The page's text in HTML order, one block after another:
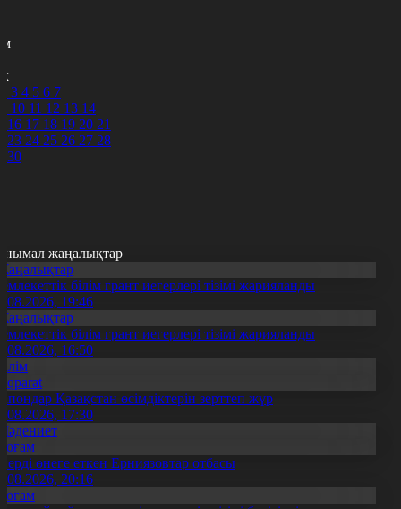
3 4 5 6 7
10 11 12 13 14
16 17 18 19 20 21
23 24 25 26 27 28
30
жаңалықтар
білім грант иегерлері тізімі жарияланды
19:46
білім грант иегерлері тізімі жарияланды
16:50
Қазақстан өсімдіктерін зерттеп жүр
17:30
өнеге еткен Ерниязовтар отбасы
20:16